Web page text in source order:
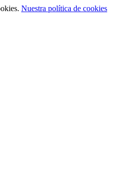
Nuestra política de cookies